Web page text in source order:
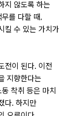
지 않도록 하는
를 다할 때,
킬 수 있는 가치가
전이 된다. 이전
지향한다는
착취 등은 마치
다. 하지만